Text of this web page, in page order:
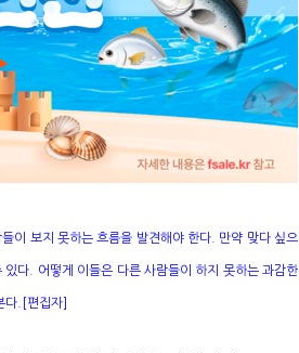
이 보지 못하는 흐름을 발견해야 한다. 만약 맞다 싶으
다. 어떻게 이들은 다른 사람들이 하지 못하는 과감한
다.[편집자]